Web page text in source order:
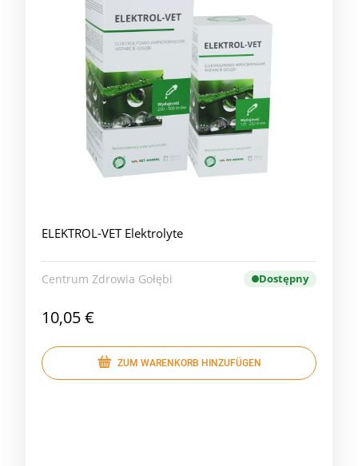
ELEKTROL-VET Elektrolyte
Centrum Zdrowia Gołębi Dostępny
10,05 €
ZUM WARENKORB HINZUFÜGEN